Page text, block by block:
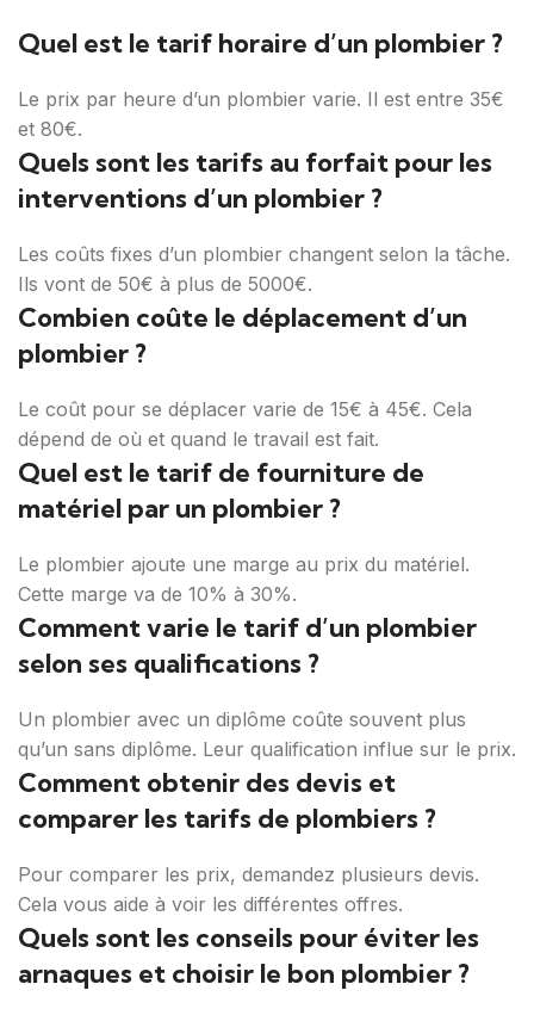
Quel est le tarif horaire d’un plombier ?
Le prix par heure d’un plombier varie. Il est entre 35€
et 80€.
Quels sont les tarifs au forfait pour les
interventions d’un plombier ?
Les coûts fixes d’un plombier changent selon la tâche.
Ils vont de 50€ à plus de 5000€.
Combien coûte le déplacement d’un
plombier ?
Le coût pour se déplacer varie de 15€ à 45€. Cela
dépend de où et quand le travail est fait.
Quel est le tarif de fourniture de
matériel par un plombier ?
Le plombier ajoute une marge au prix du matériel.
Cette marge va de 10% à 30%.
Comment varie le tarif d’un plombier
selon ses qualifications ?
Un plombier avec un diplôme coûte souvent plus
qu’un sans diplôme. Leur qualification influe sur le prix.
Comment obtenir des devis et
comparer les tarifs de plombiers ?
Pour comparer les prix, demandez plusieurs devis.
Cela vous aide à voir les différentes offres.
Quels sont les conseils pour éviter les
arnaques et choisir le bon plombier ?